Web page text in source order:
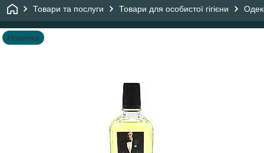
Товари та послуги Товари для особистої гігієни
Новинка